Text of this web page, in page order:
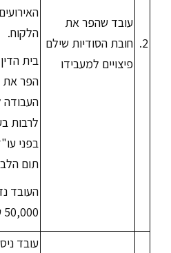
2.
עובד שהפר את
חובת הסודיות שילם
פיצויים למעבידו
הלקוח.
בית
הפר את
העבודה
לרבות
בפני
תום
העובד
50,000 ₪.
עובד